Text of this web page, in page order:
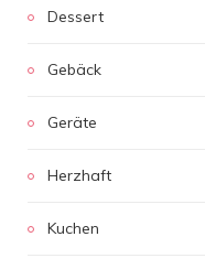
Dessert
Gebäck
Geräte
Herzhaft
Kuchen